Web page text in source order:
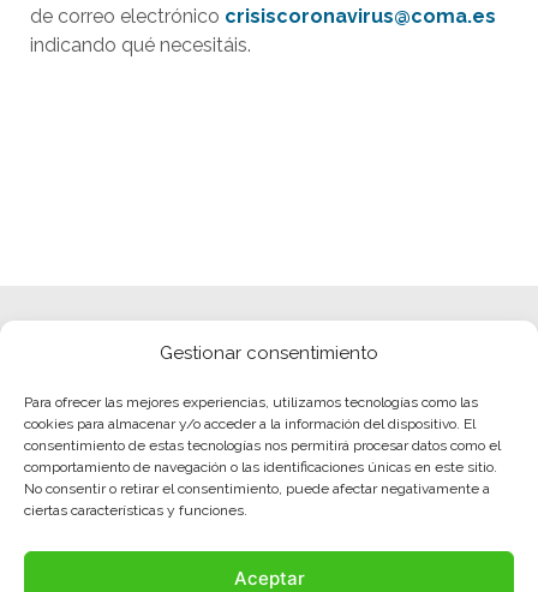
Gestionar consentimiento
Para ofrecer las mejores experiencias, utilizamos tecnologías como las
cookies para almacenar y/o acceder a la información del dispositivo. El
consentimiento de estas tecnologías nos permitirá procesar datos como el
comportamiento de navegación o las identificaciones únicas en este sitio.
No consentir o retirar el consentimiento, puede afectar negativamente a
ciertas características y funciones.
Aceptar
de correo electrónico crisiscoronavirus@coma.es
indicando qué necesitáis.